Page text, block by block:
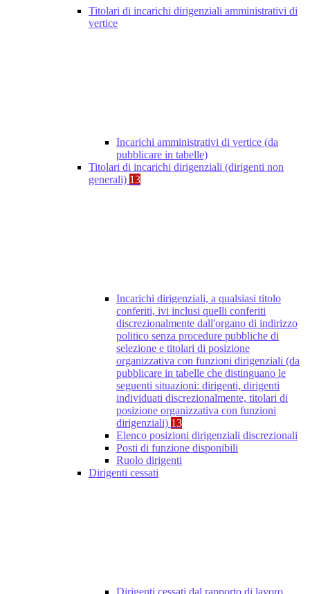
Titolari di incarichi dirigenziali amministrativi di
vertice
Incarichi amministrativi di vertice (da
pubblicare in tabelle)
Titolari di incarichi dirigenziali (dirigenti non
generali) 13
Incarichi dirigenziali, a qualsiasi titolo
conferiti, ivi inclusi quelli conferiti
discrezionalmente dall'organo di indirizzo
politico senza procedure pubbliche di
selezione e titolari di posizione
organizzativa con funzioni dirigenziali (da
pubblicare in tabelle che distinguano le
seguenti situazioni: dirigenti, dirigenti
individuati discrezionalmente, titolari di
posizione organizzativa con funzioni
dirigenziali) 13
Elenco posizioni dirigenziali discrezionali
Posti di funzione disponibili
Ruolo dirigenti
Dirigenti cessati